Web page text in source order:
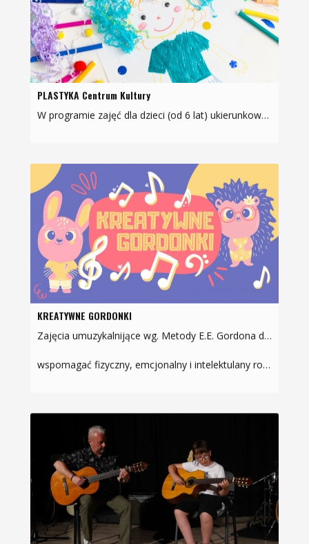
PLASTYKA Centrum Kultury
W programie zajęć dla dzieci (od 6 lat) ukierunkowanych na rozwój kreatywności i wyobraźni: poznawanie technik plastycznych (malarstwo, rysunek, techniki mieszane, kolaż, grafika - druk…
KREATYWNE GORDONKI
Zajęcia umuzykalnijące wg. Metody E.E. Gordona dla dzieci w grupie wiekowej 1-3 lata wraz z opiekunamiZajęcia mają na celu:
wspomagać fizyczny, emcjonalny i intelektulany rozwój…